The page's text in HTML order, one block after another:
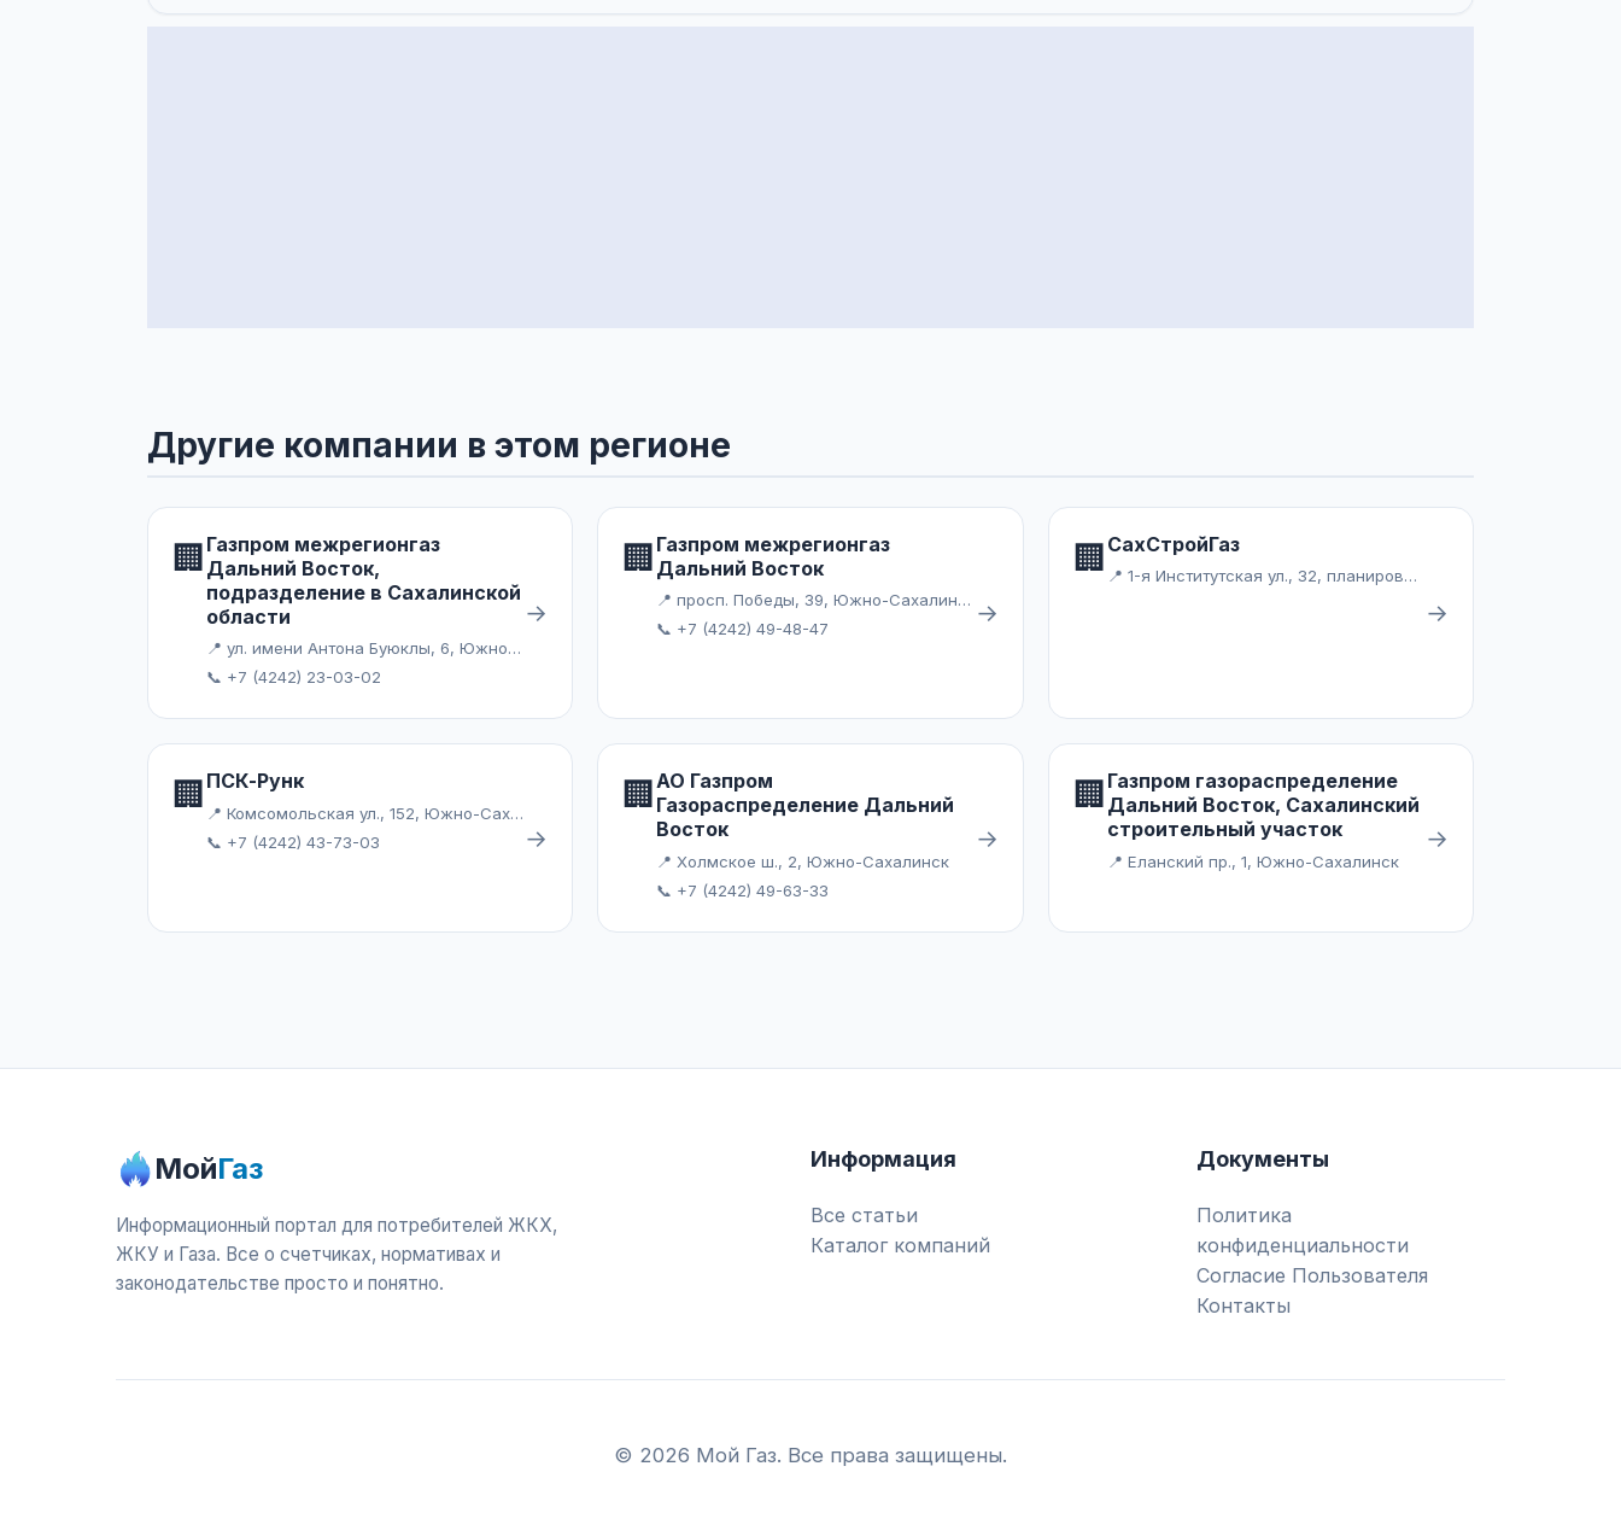
Другие компании в этом регионе
🏢 Газпром межрегионгаз
Дальний Восток,
подразделение в Сахалинской
области
📍 ул. имени Антона Буюклы, 6, Южно-Сахалинск
📞 +7 (4242) 23-03-02
→
🏢 Газпром межрегионгаз
Дальний Восток
📍 просп. Победы, 39, Южно-Сахалинск
📞 +7 (4242) 49-48-47
→
🏢 СахСтройГаз
📍 1-я Институтская ул., 32, планировочный район Ново-Александровск, Южно-Сахалинск
→
🏢 ПСК-Рунк
📍 Комсомольская ул., 152, Южно-Сахалинск
📞 +7 (4242) 43-73-03
→
🏢АО Газпром
Газораспределение Дальний
Восток
📍 Холмское ш., 2, Южно-Сахалинск
📞 +7 (4242) 49-63-33
→
🏢 Газпром газораспределение
Дальний Восток, Сахалинский
строительный участок
📍 Еланский пр., 1, Южно-Сахалинск
→
МойГаз
Информационный портал для потребителей ЖКХ,
ЖКУ и Газа. Все о счетчиках, нормативах и
законодательстве просто и понятно.
Информация
Все статьи
Каталог компаний
Документы
Политика
конфиденциальности
Согласие Пользователя
Контакты
© 2026 Мой Газ. Все права защищены.